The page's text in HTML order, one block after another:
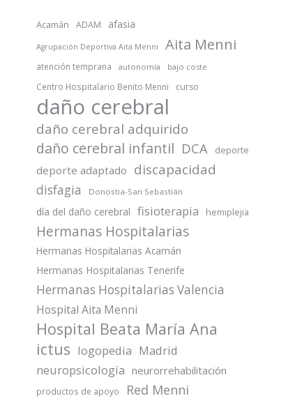
Acamán ADAM afasia
Agrupación Deportiva Aita Menni Aita Menni
atención temprana autonomía bajo coste
Centro Hospitalario Benito Menni curso
daño cerebral
daño cerebral adquirido
daño cerebral infantil DCA deporte
deporte adaptado discapacidad
disfagia Donostia-San Sebastián
día del daño cerebral fisioterapia hemiplejia
Hermanas Hospitalarias
Hermanas Hospitalarias Acamán
Hermanas Hospitalarias Tenerife
Hermanas Hospitalarias Valencia
Hospital Aita Menni
Hospital Beata María Ana
ictus logopedia Madrid
neuropsicología neurorrehabilitación
productos de apoyo Red Menni